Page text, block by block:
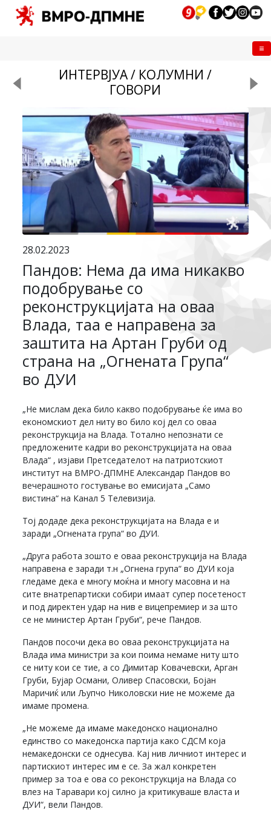
ИНТЕРВЈУА / КОЛУМНИ /
ГОВОРИ
28.02.2023
Пандов: Нема да има никакво
подобрување со
реконструкцијата на оваа
Влада, таа е направена за
заштита на Артан Груби од
страна на „Огнената Група“
во ДУИ
„Не мислам дека било какво подобрување ќе има во
економскиот дел ниту во било кој дел со оваа
реконструкција на Влада. Тотално непознати се
предложените кадри во реконструкцијата на оваа
Влада“ , изјави Претседателот на патриотскиот
институт на ВМРО-ДПМНЕ Александар Пандов во
вечерашното гостување во емисијата „Само
вистина“ на Канал 5 Телевизија.
Тој додаде дека реконструкцијата на Влада е и
заради „Огнената група“ во ДУИ.
„Друга работа зошто е оваа реконструкција на Влада
направена е заради т.н „Огнена група“ во ДУИ која
гледаме дека е многу моќна и многу масовна и на
сите внатрепартиски собири имаат супер посетеност
и под директен удар на нив е вицепремиер и за што
се не министер Артан Груби“, рече Пандов.
Пандов посочи дека во оваа реконструкцијата на
Влада има министри за кои поима немаме ниту што
се ниту кои се тие, а со Димитар Ковачевски, Арган
Груби, Бујар Османи, Оливер Спасовски, Бојан
Маричиќ или Љупчо Николовски ние не можеме да
имаме промена.
„Не можеме да имаме македонско национално
единство со македонска партија како СДСМ која
немакедонски се однесува. Кај нив личниот интерес и
партискиот интерес им е се. За жал конкретен
пример за тоа е ова со реконструкција на Влада со
влез на Таравари кој силно ја критикуваше власта и
ДУИ“, вели Пандов.